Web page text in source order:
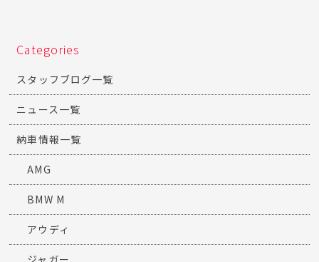
Categories
スタッフブログ一覧
ニュース一覧
納車情報一覧
AMG
BMW M
アウディ